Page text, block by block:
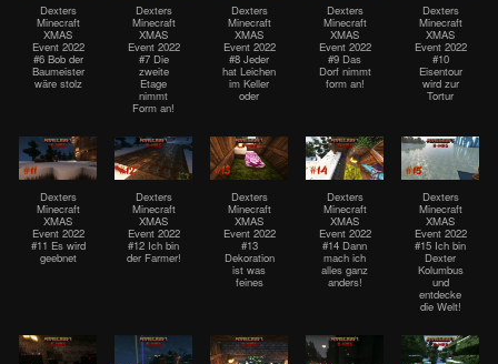
Dexters
Minecraft
XMAS
Event 2022
#6 Bob der
Baumeister
wäre stolz
Dexters
Minecraft
XMAS
Event 2022
#7 Die
zweite
Etage
nimmt
Form an!
Dexters
Minecraft
XMAS
Event 2022
#8 Jeder
hat Leichen
im Keller
oder
Dexters
Minecraft
XMAS
Event 2022
#9 Das
Dorf nimmt
form an!
Dexters
Minecraft
XMAS
Event 2022
#10
Eisentour
wird zur
Tortur
Dexters
Minecraft
XMAS
Event 2022
#11 Es wird
geebnet
Dexters
Minecraft
XMAS
Event 2022
#12 Ich bin
der Farmer!
Dexters
Minecraft
XMAS
Event 2022
#13
Dekoration
ist was
feines
Dexters
Minecraft
XMAS
Event 2022
#14 Dann
mach ich
alles ganz
anders!
Dexters
Minecraft
XMAS
Event 2022
#15 Ich bin
Dexter
Kolumbus
und
entdecke
die Welt!